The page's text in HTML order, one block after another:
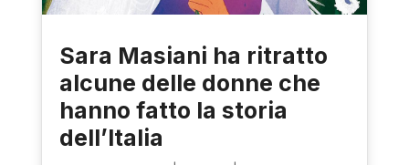
Sara Masiani ha ritratto
alcune delle donne che
hanno fatto la storia
dell’Italia